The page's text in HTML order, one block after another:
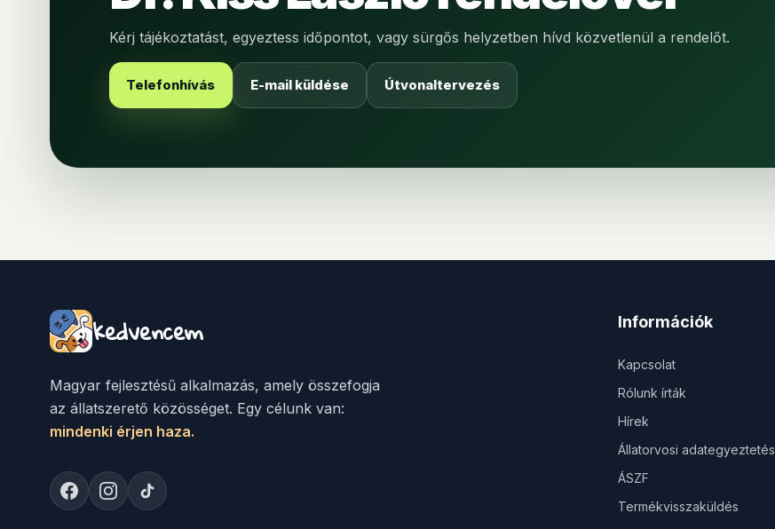
Kérj tájékoztatást, egyeztess időpontot, vagy sürgős helyzetben hívd közvetlenül a rendelőt.
Telefonhívás E-mail küldése Útvonaltervezés
kedvencem
Magyar fejlesztésű alkalmazás, amely összefogja
az állatszerető közösséget. Egy célunk van:
mindenki érjen haza.
Információk
Kapcsolat
Rólunk írták
Hírek
Állatorvosi adategyeztetés
ÁSZF
Termékvisszaküldés